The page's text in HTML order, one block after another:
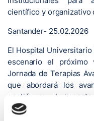
científico y organizativo
Santander- 25.02.2026
El Hospital
escenario el
Jornada de Terapias
que abordará los
gestión y el
emergentes en el